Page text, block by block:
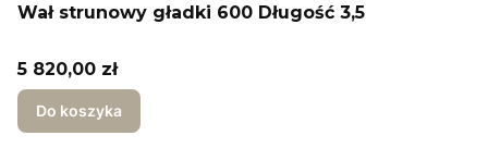
Wał strunowy gładki 600 Długość 3,5
Cena
5 820,00 zł
Do koszyka